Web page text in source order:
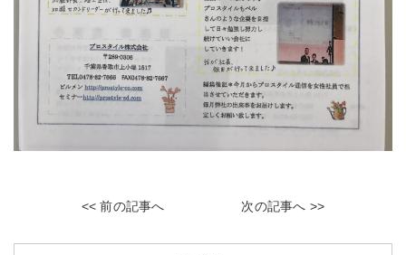
<< 前の記事へ 次の記事へ >>